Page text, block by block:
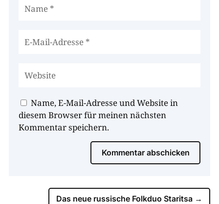
Name, E-Mail-Adresse und Website in
diesem Browser für meinen nächsten
Kommentar speichern.
Kommentar abschicken
Das neue russische Folkduo Staritsa →